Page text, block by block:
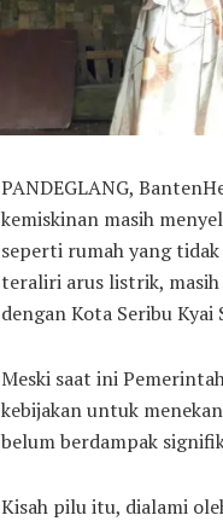
PANDEGLANG,
kemiskinan masih
seperti rumah yang
teraliri arus listrik, masih
dengan Kota Seribu
Meski saat ini
kebijakan untuk
belum berdampak
Kisah pilu itu, dialami